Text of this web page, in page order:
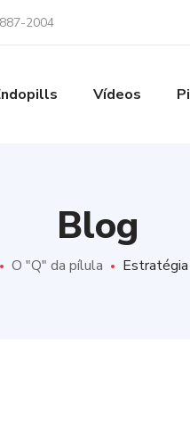
2004
Vídeos
Blog
O "Q" da pílula